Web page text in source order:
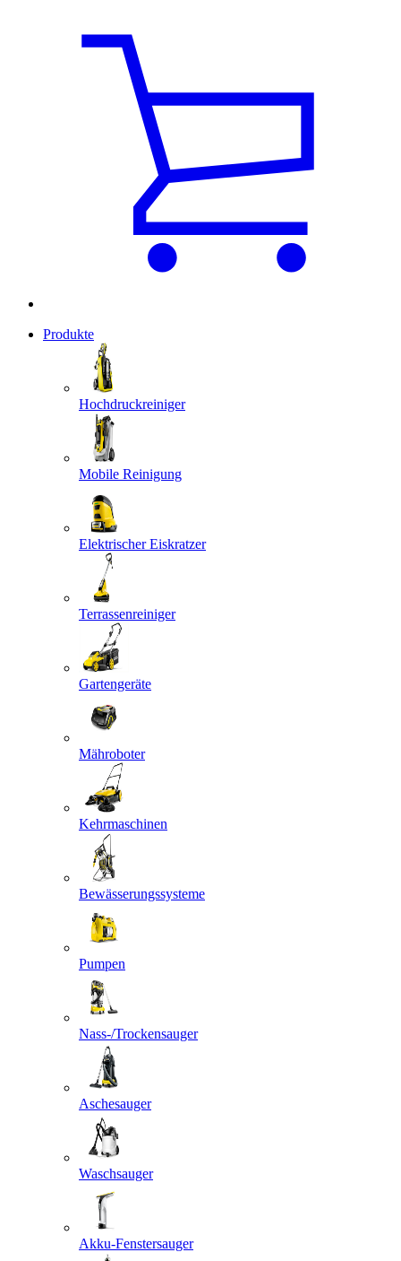
Produkte
Hochdruckreiniger
Mobile Reinigung
Elektrischer Eiskratzer
Terrassenreiniger
Gartengeräte
Mähroboter
Kehrmaschinen
Bewässerungssysteme
Pumpen
Nass-/Trockensauger
Aschesauger
Waschsauger
Akku-Fenstersauger